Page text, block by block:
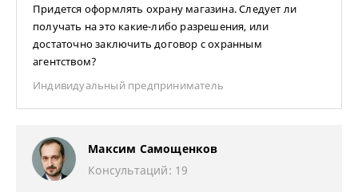
Придется оформлять охрану магазина. Следует ли
получать на это какие-либо разрешения, или
достаточно заключить договор с охранным
агентством?
Индивидуальный предприниматель
Максим Самощенков
Консультаций: 19